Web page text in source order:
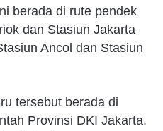
berada di rute pendek
dan Stasiun Jakarta
Ancol dan Stasiun
tersebut berada di
Provinsi DKI Jakarta.